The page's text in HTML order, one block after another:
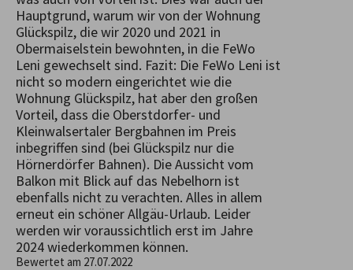
Hauptgrund, warum wir von der Wohnung
Glückspilz, die wir 2020 und 2021 in
Obermaiselstein bewohnten, in die FeWo
Leni gewechselt sind. Fazit: Die FeWo Leni ist
nicht so modern eingerichtet wie die
Wohnung Glückspilz, hat aber den großen
Vorteil, dass die Oberstdorfer- und
Kleinwalsertaler Bergbahnen im Preis
inbegriffen sind (bei Glückspilz nur die
Hörnerdörfer Bahnen). Die Aussicht vom
Balkon mit Blick auf das Nebelhorn ist
ebenfalls nicht zu verachten. Alles in allem
erneut ein schöner Allgäu-Urlaub. Leider
werden wir voraussichtlich erst im Jahre
2024 wiederkommen können.
Bewertet am 27.07.2022